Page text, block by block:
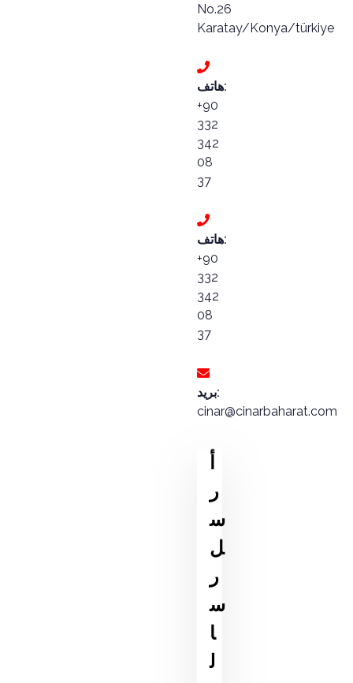
No.26
Karatay/Konya/türkiye
هاتف:
+90
332
342
08
37
هاتف:
+90
332
342
08
37
بريد:
cinar@cinarbaharat.com
ر
س
ل
ر
س
ا
ل